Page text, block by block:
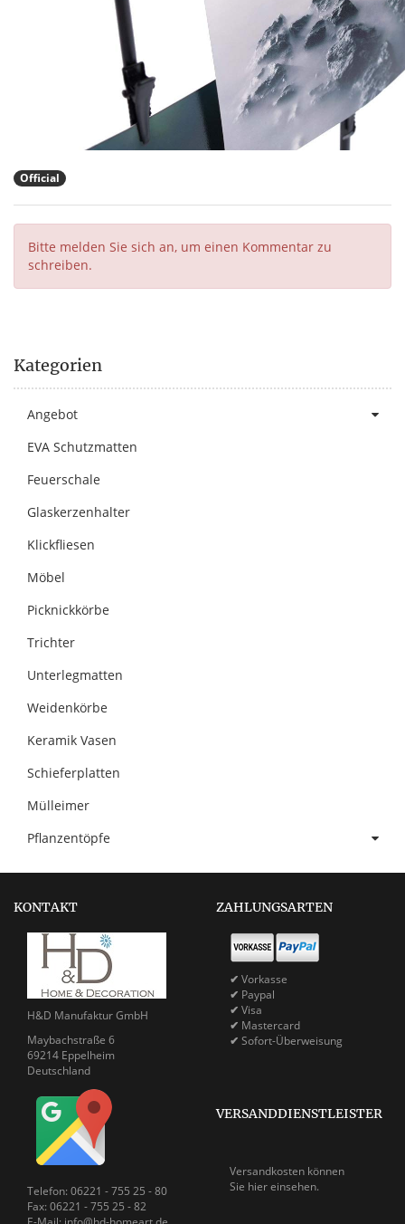
Official
Bitte melden Sie sich an, um einen Kommentar zu
schreiben.
Kategorien
Angebot
EVA Schutzmatten
Feuerschale
Glaskerzenhalter
Klickfliesen
Möbel
Picknickkörbe
Trichter
Unterlegmatten
Weidenkörbe
Keramik Vasen
Schieferplatten
Mülleimer
Pflanzentöpfe
KONTAKT
H&D Manufaktur GmbH
Maybachstraße 6
69214 Eppelheim
Deutschland
Telefon: 06221 - 755 25 - 80
Fax: 06221 - 755 25 - 82
ZAHLUNGSARTEN
✔ Vorkasse
✔ Paypal
✔ Visa
✔ Mastercard
✔ Sofort-Überweisung
VERSANDDIENSTLEISTER
Versandkosten können
Sie hier einsehen.